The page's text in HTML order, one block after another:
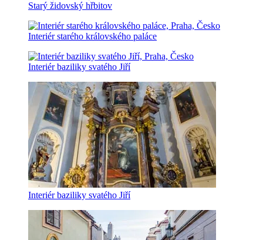
Starý židovský hřbitov
Interiér starého královského paláce
Interiér baziliky svatého Jiří
Interiér baziliky svatého Jiří